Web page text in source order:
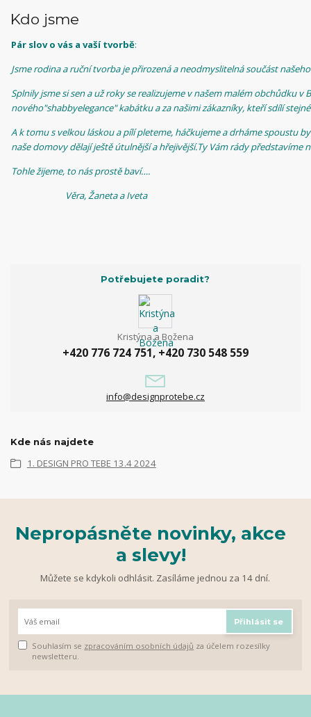
Kdo jsme
Pár slov o vás a vaší tvorbě:
Jsme rodina a ruční tvorba je přirozená a neodmyslitelná součást
Splnily jsme si sen a už roky se realizujeme v našem malém obchůdku
nového"shabbyelegance" kabátku a za našimi zákazníky, kteří sdílí
A k tomu s velkou láskou a pílí pleteme, háčkujeme a drháme spoustu
naše domovy dělají ještě útulnější a hřejivější.Ty Vám rády představíme
Tohle žijeme, to nás prostě baví….
Věra, Žaneta a Iveta
Potřebujete poradit?
Kristýna a Božena
+420 776 724 751, +420 730 548 559
info@designprotebe.cz
Kde nás najdete
1. DESIGN PRO TEBE 13.4 2024
Nepropásněte novinky, akce
a slevy!
Můžete se kdykoli odhlásit. Zasíláme jednou za 14 dní.
Přihlásit se
Souhlasím se zpracováním osobních údajů za účelem rozesílky
newsletteru.